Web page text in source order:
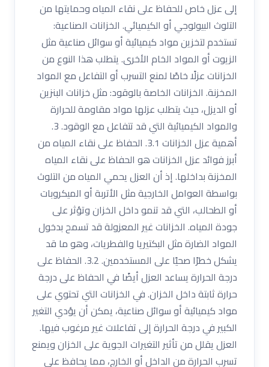
إلى عزل خاص للحفاظ على نقاء المياه وحمايتها من
التلوث البيولوجي أو الكيميائي. الخزانات الصناعية:
تستخدم لتخزين مواد كيميائية أو سوائل صناعية مثل
الزيوت أو المواد الخام الأخرى. يتطلب هذا النوع من
الخزانات عزلًا خاصًا لمنع التسرب أو التفاعل مع المواد
المخزنة. الخزانات الخاصة بالوقود: مثل خزانات البنزين
أو الديزل، حيث يتطلب عزلها مواد مقاومة للحرارة
والمواد الكيميائية التي قد تتفاعل مع الوقود. 3.
أهمية عزل الخزانات 3.1. الحفاظ على نقاء المياه من
أبرز فوائد عزل الخزانات هو الحفاظ على نقاء المياه
المخزنة بداخلها. إذ أن العزل يحمي المياه من التلوث
بواسطة العوامل الخارجية مثل الأتربة أو الميكروبات
أو الطحالب، التي قد تنمو داخل الخزان وتؤثر على
جودة المياه. الخزانات غير المعزولة قد تسمح بدخول
المواد الضارة مثل البكتيريا والفطريات، وهو ما قد
يشكل خطرًا صحيًا على المستخدمين. 3.2. الحفاظ على
درجة الحرارة يساعد العزل أيضًا في الحفاظ على درجة
حرارة ثابتة داخل الخزان. في الخزانات التي تحتوي على
مواد كيميائية أو سوائل صناعية، يمكن أن يؤدي التغير
الكبير في درجة الحرارة إلى تفاعلات غير مرغوب فيها.
العزل يقلل من تأثير التغيرات الجوية على الخزان ويمنع
تسرب الحرارة من الداخل أو الخارج، مما يحافظ على